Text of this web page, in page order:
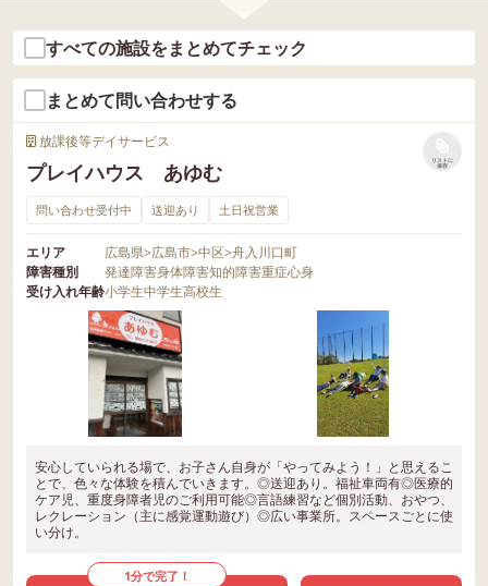
すべての施設をまとめてチェック
まとめて問い合わせする
放課後等デイサービス
プレイハウス あゆむ
リストに
保存
問い合わせ受付中 送迎あり 土日祝営業
エリア 広島県>広島市>中区>舟入川口町
障害種別
発達障害身体障害知的障害重症心身
受け入れ年齢小学生中学生高校生
安心していられる場で、お子さん自身が「やってみよう！」と思えるこ
とで、色々な体験を積んでいきます。◎送迎あり。福祉車両有◎医療的
ケア児、重度身障者児のご利用可能◎言語練習など個別活動、おやつ、
レクレーション（主に感覚運動遊び）◎広い事業所。スペースごとに使
い分け。
1分で完了！